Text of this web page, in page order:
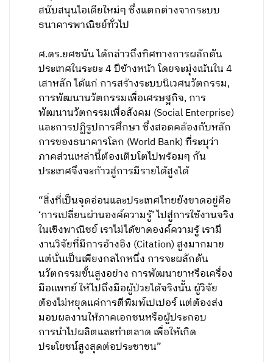
สนับสนุนไอเดียใหม่ๆ ซึ่งแตกต่างจากระบบ
ธนาคารพาณิชย์ทั่วไป
ศ.ดร.ยศชนัน ได้กล่าวถึงทิศทางการผลักดัน
ประเทศในระยะ 4 ปีข้างหน้า โดยจะมุ่งเน้นใน 4
เสาหลัก ได้แก่ การสร้างระบบนิเวศนวัตกรรม,
การพัฒนานวัตกรรมเพื่อเศรษฐกิจ, การ
พัฒนานวัตกรรมเพื่อสังคม (Social Enterprise)
และการปฏิรูปการศึกษา ซึ่งสอดคล้องกับหลัก
การของธนาคารโลก (World Bank) ที่ระบุว่า
ภาคส่วนเหล่านี้ต้องเติบโตไปพร้อมๆ กัน
ประเทศจึงจะก้าวสู่การมีรายได้สูงได้
“สิ่งที่เป็นจุดอ่อนและประเทศไทยยังขาดอยู่คือ
‘การเปลี่ยนผ่านองค์ความรู้’ ไปสู่การใช้งานจริง
ในเชิงพาณิชย์ เราไม่ได้ขาดองค์ความรู้ เรามี
งานวิจัยที่มีการอ้างอิง (Citation) สูงมากมาย
แต่นั่นเป็นเพียงกลไกหนึ่ง การจะผลักดัน
นวัตกรรมขั้นสูงอย่าง การพัฒนายาหรือเครื่อง
มือแพทย์ ให้ไปถึงมือผู้ป่วยได้จริงนั้น ผู้วิจัย
ต้องไม่หยุดแค่การตีพิมพ์เปเปอร์ แต่ต้องส่ง
มอบผลงานให้ภาคเอกชนหรือผู้ประกอบ
การนำไปผลิตและทำตลาด เพื่อให้เกิด
ประโยชน์สูงสุดต่อประชาชน”